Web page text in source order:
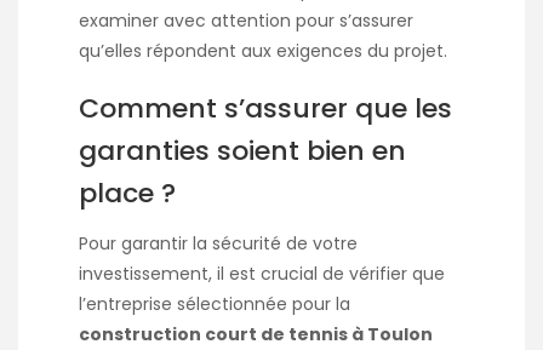
examiner avec attention pour s’assurer
qu’elles répondent aux exigences du projet.
Comment s’assurer que les
garanties soient bien en
place ?
Pour garantir la sécurité de votre
investissement, il est crucial de vérifier que
l’entreprise sélectionnée pour la
construction court de tennis à Toulon